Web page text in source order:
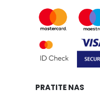
PRATITE NAS